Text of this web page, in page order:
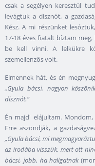
csak a segélyen keresztül
levágtuk a disznót, a
Kész. A mi részünket
17-18 éves fiatalt bíztam
be kell vinni. A lelkükre
szemellenzős volt.
Elmennek hát, és én
„Gyula bácsi, nagyon
disznót.”
Én majd' elájultam.
Erre aszondják, a
„Gyula bácsi, mi
az irodába visszük, mert ott
bácsi, jobb, ha hallgatnak